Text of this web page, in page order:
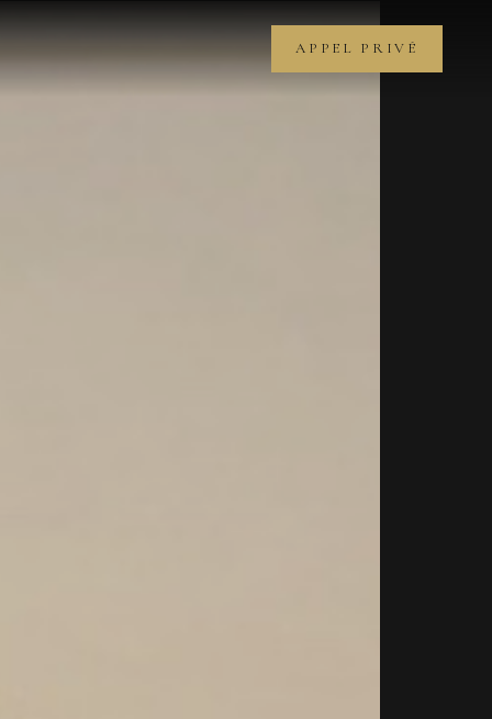
APPEL PRIVÉ